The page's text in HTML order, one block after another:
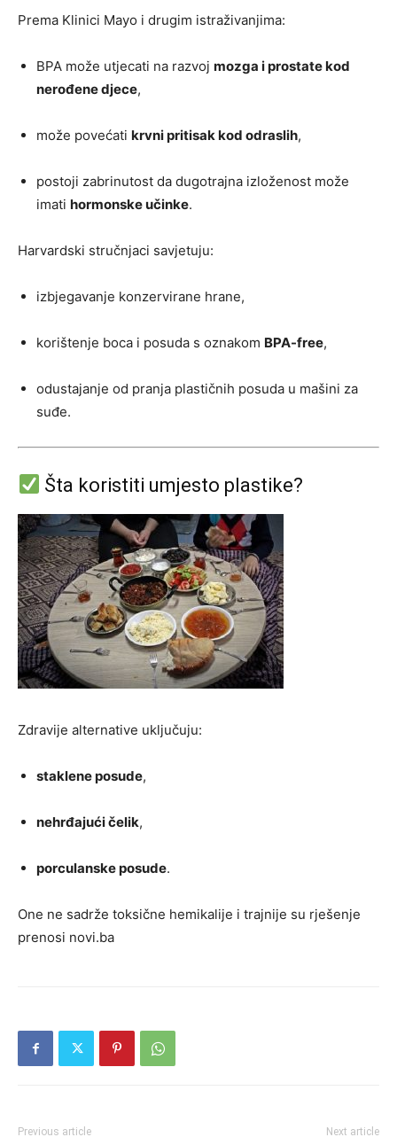
Prema Klinici Mayo i drugim istraživanjima:
BPA može utjecati na razvoj mozga i prostate kod
nerođene djece,
može povećati krvni pritisak kod odraslih,
postoji zabrinutost da dugotrajna izloženost može
imati hormonske učinke.
Harvardski stručnjaci savjetuju:
izbjegavanje konzervirane hrane,
korištenje boca i posuda s oznakom BPA-free,
odustajanje od pranja plastičnih posuda u mašini za
suđe.
Šta koristiti umjesto plastike?
Zdravije alternative uključuju:
staklene posude,
nehrđajući čelik,
porculanske posude.
One ne sadrže toksične hemikalije i trajnije su rješenje
prenosi novi.ba
Previous article Next article